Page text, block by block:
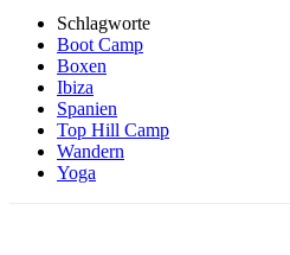
Schlagworte
Boot Camp
Boxen
Ibiza
Spanien
Top Hill Camp
Wandern
Yoga